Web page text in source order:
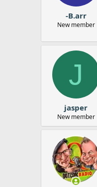
-B.arr
New member
J
jasper
New member